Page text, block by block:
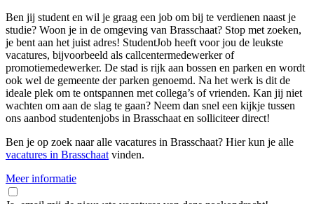
Ben jij student en wil je graag een job om bij te verdienen naast je
studie? Woon je in de omgeving van Brasschaat? Stop met zoeken,
je bent aan het juist adres! StudentJob heeft voor jou de leukste
vacatures, bijvoorbeeld als callcentermedewerker of
promotiemedewerker. De stad is rijk aan bossen en parken en wordt
ook wel de gemeente der parken genoemd. Na het werk is dit de
ideale plek om te ontspannen met collega’s of vrienden. Kan jij niet
wachten om aan de slag te gaan? Neem dan snel een kijkje tussen
ons aanbod studentenjobs in Brasschaat en solliciteer direct!
Ben je op zoek naar alle vacatures in Brasschaat? Hier kun je alle
vacatures in Brasschaat vinden.
Meer informatie